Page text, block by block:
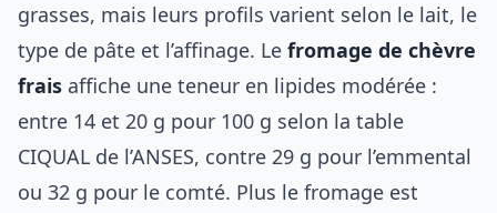
grasses, mais leurs profils varient selon le lait, le
type de pâte et l’affinage. Le fromage de chèvre
frais affiche une teneur en lipides modérée :
entre 14 et 20 g pour 100 g selon la table
CIQUAL de l’ANSES, contre 29 g pour l’emmental
ou 32 g pour le comté. Plus le fromage est